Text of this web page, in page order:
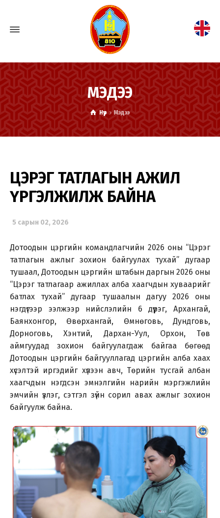
МЭДЭЭ
Нүүр Мэдээ
ЦЭРЭГ ТАТЛАГЫН АЖИЛ
ҮРГЭЛЖИЛЖ БАЙНА
5 сарын 02, 2026
Дотоодын цэргийн командлагчийн 2026 оны “Цэрэг
татлагын ажлыг зохион байгуулах тухай” дугаар
тушаал, Дотоодын цэргийн штабын даргын 2026 оны
“Цэрэг татлагаар ажиллах алба хаагчдын хуваарийг
батлах тухай” дугаар тушаалын дагуу 2026 оны
нэгдүгээр ээлжээр нийслэлийн 6 дүүрэг, Архангай,
Баянхонгор, Өвөрхангай, Өмнөговь, Дундговь,
Дорноговь, Хэнтий, Дархан-Уул, Орхон, Төв
аймгуудад зохион байгуулагдаж байгаа бөгөөд
Дотоодын цэргийн байгууллагад цэргийн алба хаах
хүсэлтэй иргэдийг хүлээн авч, Төрийн тусгай албан
хаагчдын нэгдсэн эмнэлгийн нарийн мэргэжлийн
эмчийн үзлэг, сэтгэл зүйн сорил авах ажлыг зохион
байгуулж байна.